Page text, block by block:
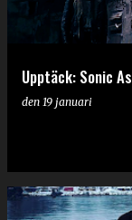
Upptäck: Sonic
den 19 januari